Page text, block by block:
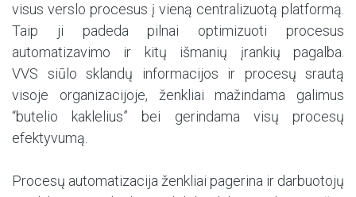
visus verslo procesus į vieną centralizuotą platformą.
Taip ji padeda pilnai optimizuoti procesus
automatizavimo ir kitų išmanių įrankių pagalba.
VVS siūlo sklandų informacijos ir procesų srautą
visoje organizacijoje, ženkliai mažindama galimus
“butelio kaklelius” bei gerindama visų procesų
efektyvumą.
Procesų automatizacija ženkliai pagerina ir darbuotojų